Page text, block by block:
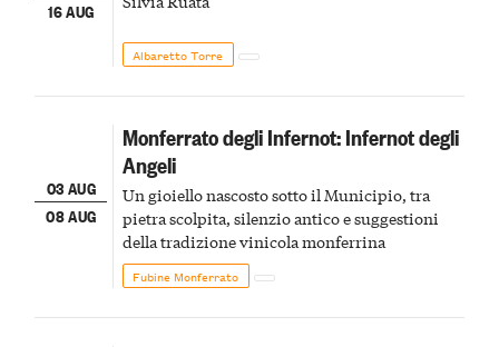
16 AUG
Albaretto Torre
03 AUG
08 AUG
Monferrato degli Infernot: Infernot degli
Angeli
Un gioiello nascosto sotto il Municipio, tra
pietra scolpita, silenzio antico e suggestioni
della tradizione vinicola monferrina
Fubine Monferrato